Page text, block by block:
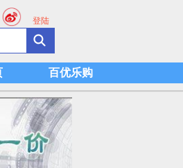
登陆
百优乐购